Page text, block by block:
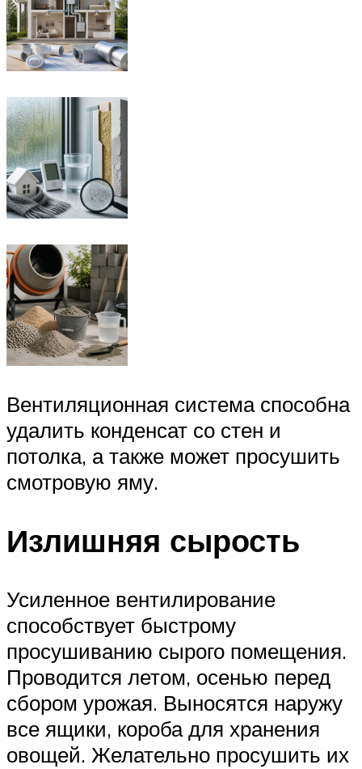
Вентиляционная система способна
удалить конденсат со стен и
потолка, а также может просушить
смотровую яму.
Излишняя сырость
Усиленное вентилирование
способствует быстрому
просушиванию сырого помещения.
Проводится летом, осенью перед
сбором урожая. Выносятся наружу
все ящики, короба для хранения
овощей. Желательно просушить их